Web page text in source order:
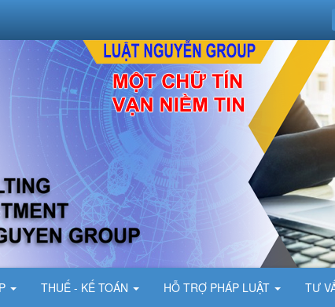
THUẾ - KẾ TOÁN HỖ TRỢ PHÁP LUẬT TƯ